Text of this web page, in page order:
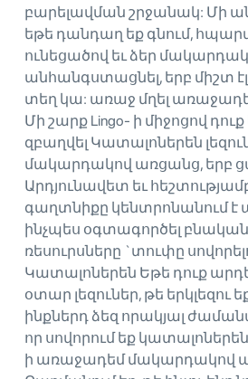
բարելավման շրջանակ: Մի
եթե դանդաղ եք գնում,
ունեցածով եւ ձեր
անհանգստացնել, երբ միշտ
տեղ կա: առաջ մղել
Մի շարք Lingo- ի միջոցով
զբաղվել Կատալոներեն
մակարդակով առցանց, երբ
Արդյունավետ եւ
գաղտնիքը կենտրոնանում է
ինչպես օգտագործել
ռեսուրսները `տուփը
Կատալոներեն Եթե ​​դուք
օտար լեզուներ, թե երկլեզու
ինքներդ ձեզ որակյալ
որ սովորում եք կատալոներեն
ի առաջադեմ մակարդակով